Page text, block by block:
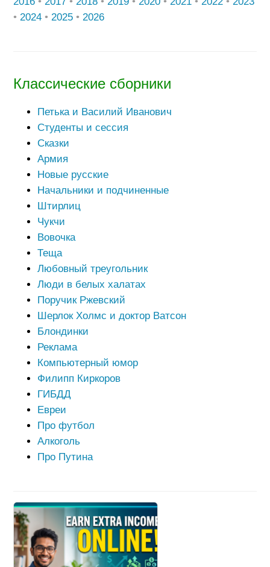
• 2024 • 2025 • 2026
Классические сборники
Петька и Василий Иванович
Студенты и сессия
Сказки
Армия
Новые русские
Начальники и подчиненные
Штирлиц
Чукчи
Вовочка
Теща
Любовный треугольник
Люди в белых халатах
Поручик Ржевский
Шерлок Холмс и доктор Ватсон
Блондинки
Реклама
Компьютерный юмор
Филипп Киркоров
ГИБДД
Евреи
Про футбол
Алкоголь
Про Путина